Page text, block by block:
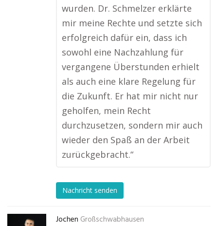
wurden. Dr. Schmelzer erklärte
mir meine Rechte und setzte sich
erfolgreich dafür ein, dass ich
sowohl eine Nachzahlung für
vergangene Überstunden erhielt
als auch eine klare Regelung für
die Zukunft. Er hat mir nicht nur
geholfen, mein Recht
durchzusetzen, sondern mir auch
wieder den Spaß an der Arbeit
zurückgebracht.“
Nachricht senden
Jochen Großschwabhausen